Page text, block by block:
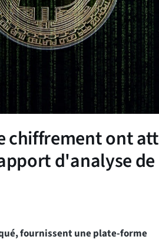
chiffrement ont
d'analyse
fournissent une plate-forme